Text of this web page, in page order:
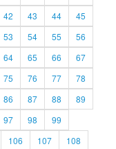
42 43 44
45
53 54 55
56
64 65 66
67
75 76 77
78
86 87 88
89
97 98
99
106 107
108